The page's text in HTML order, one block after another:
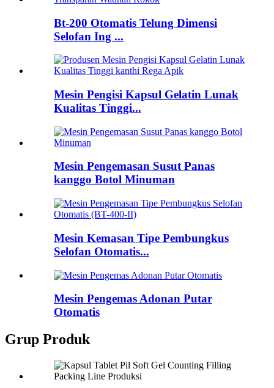
Bt-200 Otomatis Telung Dimensi
Selofan Ing ...
Mesin Pengisi Kapsul Gelatin Lunak
Kualitas Tinggi...
Mesin Pengemasan Susut Panas
kanggo Botol Minuman
Mesin Kemasan Tipe Pembungkus
Selofan Otomatis...
Mesin Pengemas Adonan Putar
Otomatis
Grup Produk